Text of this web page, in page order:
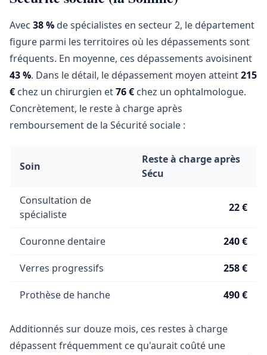
Avec 38 % de spécialistes en secteur 2, le département
figure parmi les territoires où les dépassements sont
fréquents. En moyenne, ces dépassements avoisinent
43 %. Dans le détail, le dépassement moyen atteint215
€ chez un chirurgien et76 € chez un ophtalmologue.
Concrètement, le reste à charge après
remboursement de la Sécurité sociale :
Soin
Reste à charge après
Sécu
Consultation de
spécialiste
22 €
Couronne dentaire 240 €
Verres progressifs 258 €
Prothèse de hanche 490 €
Additionnés sur douze mois, ces restes à charge
dépassent fréquemment ce qu'aurait coûté une